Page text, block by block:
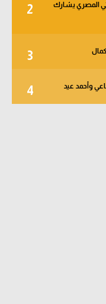
2
يبدأ من دور الـ 32.. والثلاثي المصري يشارك
3
4 وأحمد عيد